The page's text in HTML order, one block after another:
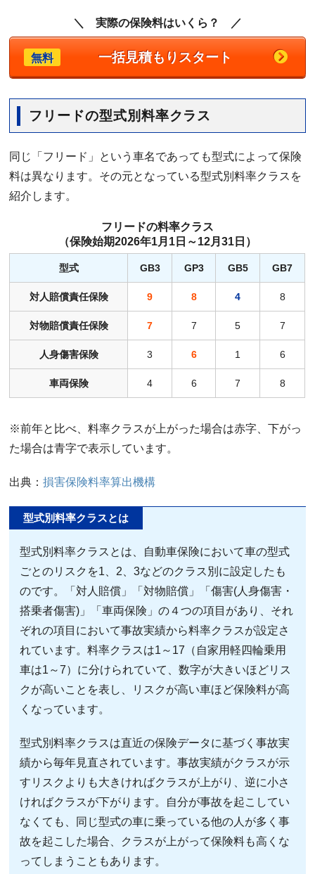
＼ 実際の保険料はいくら？ ／
無料 一括見積もりスタート
フリードの型式別料率クラス
同じ「フリード」という車名であっても型式によって保険
料は異なります。その元となっている型式別料率クラスを
紹介します。
フリードの料率クラス
（保険始期2026年1月1日～12月31日）
型式 GB3 GP3 GB5 GB7
対人賠償責任保険 9 8 4 8
対物賠償責任保険 7 7 5 7
人身傷害保険 3 6 1 6
車両保険 4 6 7 8
※前年と比べ、料率クラスが上がった場合は赤字、下がっ
た場合は青字で表示しています。
出典：損害保険料率算出機構
型式別料率クラスとは
型式別料率クラスとは、自動車保険において車の型式
ごとのリスクを1、2、3などのクラス別に設定したも
のです。「対人賠償」「対物賠償」「傷害(人身傷害・
搭乗者傷害)」「車両保険」の４つの項目があり、それ
ぞれの項目において事故実績から料率クラスが設定さ
れています。料率クラスは1～17（自家用軽四輪乗用
車は1～7）に分けられていて、数字が大きいほどリス
クが高いことを表し、リスクが高い車ほど保険料が高
くなっています。
型式別料率クラスは直近の保険データに基づく事故実
績から毎年見直されています。事故実績がクラスが示
すリスクよりも大きければクラスが上がり、逆に小さ
ければクラスが下がります。自分が事故を起こしてい
なくても、同じ型式の車に乗っている他の人が多く事
故を起こした場合、クラスが上がって保険料も高くな
ってしまうこともあります。